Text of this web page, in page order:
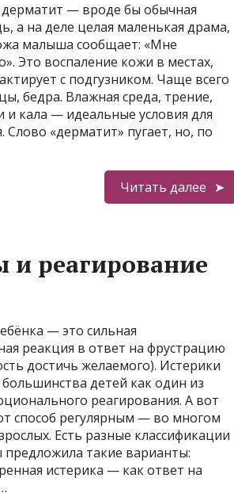
— вроде бы обычная
а на деле целая маленькая драма,
малыша сообщает: «Мне
Это воспаление кожи в местах,
с подгузником. Чаще всего
бедра. Влажная среда, трение,
и кала — идеальные условия для
Слово «дерматит» пугает, но, по
Читать далее
и реагирование
— это сильная
реакция в ответ на фрустрацию
достичь желаемого). Истерики
детей как один из
реагирования. А вот
способ регулярным — во многом
Есть разные классификации
предложила такие варианты:
истерика — как ответ на